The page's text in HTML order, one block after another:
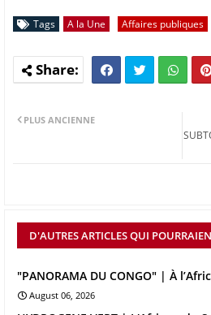
Tags A la Une Affaires publiques
PLUS ANCIENNE
D'AUTRES ARTICLES QUI
"PANORAMA DU CONGO" | À
August 06, 2026